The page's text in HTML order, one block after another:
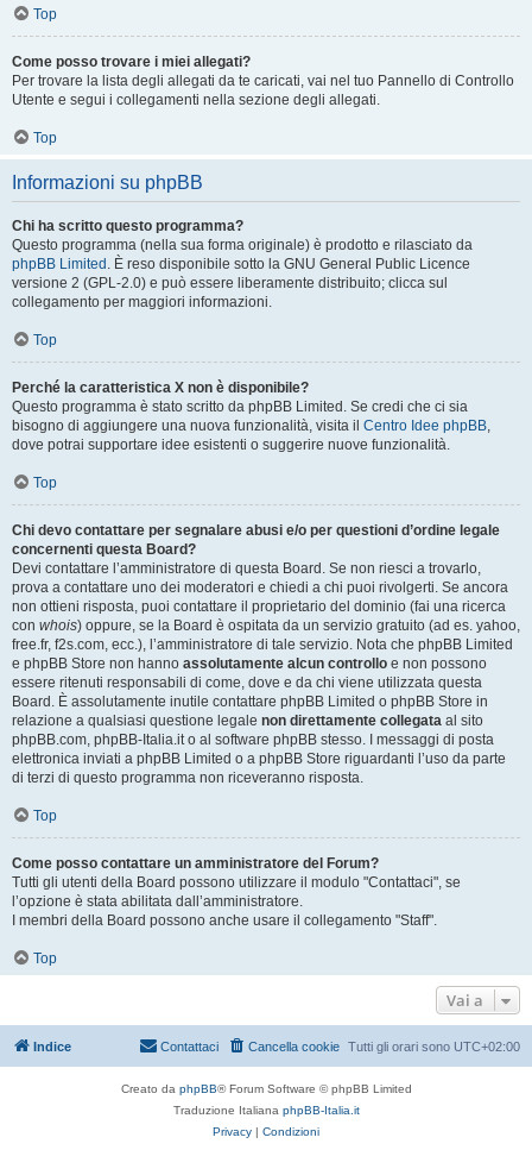
Top
Come posso trovare i miei allegati?
Per trovare la lista degli allegati da te caricati, vai nel tuo Pannello di Controllo
Utente e segui i collegamenti nella sezione degli allegati.
Top
Informazioni su phpBB
Chi ha scritto questo programma?
Questo programma (nella sua forma originale) è prodotto e rilasciato da
phpBB Limited . È reso disponibile sotto la GNU General Public Licence
versione 2 (GPL-2.0) e può essere liberamente distribuito; clicca sul
collegamento per maggiori informazioni.
Top
Perché la caratteristica X non è disponibile?
Questo programma è stato scritto da phpBB Limited. Se credi che ci sia
bisogno di aggiungere una nuova funzionalità, visita il Centro Idee phpBB,
dove potrai supportare idee esistenti o suggerire nuove funzionalità.
Top
Chi devo contattare per segnalare abusi e/o per questioni d’ordine legale
concernenti questa Board?
Devi contattare l’amministratore di questa Board. Se non riesci a trovarlo,
prova a contattare uno dei moderatori e chiedi a chi puoi rivolgerti. Se ancora
non ottieni risposta, puoi contattare il proprietario del dominio (fai una ricerca
con whois) oppure, se la Board è ospitata da un servizio gratuito (ad es. yahoo,
free.fr, f2s.com, ecc.), l’amministratore di tale servizio. Nota che phpBB Limited
e phpBB Store non hanno assolutamente alcun controllo e non possono
essere ritenuti responsabili di come, dove e da chi viene utilizzata questa
Board. È assolutamente inutile contattare phpBB Limited o phpBB Store in
relazione a qualsiasi questione legale non direttamente collegata al sito
phpBB.com, phpBB-Italia.it o al software phpBB stesso. I messaggi di posta
elettronica inviati a phpBB Limited o a phpBB Store riguardanti l’uso da parte
di terzi di questo programma non riceveranno risposta.
Top
Come posso contattare un amministratore del Forum?
Tutti gli utenti della Board possono utilizzare il modulo "Contattaci", se
l’opzione è stata abilitata dall’amministratore.
I membri della Board possono anche usare il collegamento "Staff".
Top
Vai a
Indice Tutti gli orari sono UTC+02:00
Cancella cookie
Contattaci
Creato da phpBB® Forum Software © phpBB Limited
Traduzione Italiana phpBB-Italia.it
Privacy | Condizioni